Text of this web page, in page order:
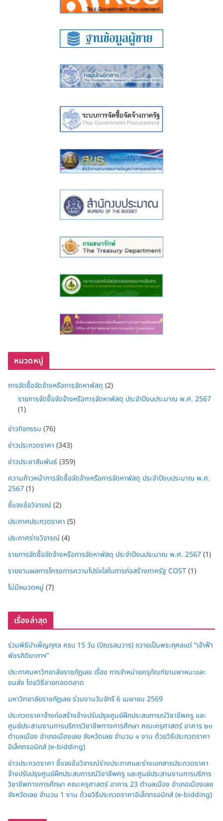
หมวดหมู่
การจัดซื้อจัดจ้างหรือการจัดหาพัสดุ (2)
รายการจัดซื้อจัดจ้างหรือการจัดหาพัสดุ ประจำปีงบประมาณ พ.ศ. 2567
(1)
ข่าวกิจกรรม (76)
ข่าวประกวดราคา (343)
ข่าวประชาสัมพันธ์(359)
ความก้าวหน้าการจัดซื้อจัดจ้างหรือการจัดหาพัสดุ ประจำปีงบประมาณ พ.ศ.
2567(1)
ชี้แจงข้อวิจารณ์(2)
ประกาศประกวดราคา (5)
ประกาศร่างวิจารณ์(4)
รายการจัดซื้อจัดจ้างหรือการจัดหาพัสดุ ประจำปีงบประมาณ พ.ศ. 2567(1)
รายงานผลการโครงการความโปร่งใสในการก่อสร้างภาครัฐ COST(1)
ไม่มีหมวดหมู่ (7)
เรื่องล่าสุด
ร่วมพิธีบำเพ็ญกุศล ครบ 15 วัน (ปัณรสมวาร) ถวายเป็นพระกุศลแด่ “เจ้าฟ้า
พัชรกิติยาภาฯ”
ประกาศมหาวิทยาลัยราชภัฏเลย เรื่อง การจำหน่ายครุภัณฑ์ยานพาหนะและ
ขนส่ง โดยวิธีขายทอดตลาด
มหาวิทยาลัยราชภัฏเลย ร่วมงานวันจักรี 6 เมษายน 2569
ประกวดราคาจ้างก่อสร้างจ้างปรับปรุงศูนย์ฝึกประสบการณ์วิชาชีพครู และ
ศูนย์ประสานงานการบริการวิชาชีพทางการศึกษา คณะครุศาสตร์ อาคาร ๒๓
ตำบลเมือง อำเภอเมืองเลย จังหวัดเลย จำนวน ๑ งาน ด้วยวิธีประกวดราคา
อิเล็กทรอนิกส์ (e-bidding)
ข่าวประกวดราคา ชี้แจงข้อวิจารณ์ร่างประกาศและร่างเอกสารประกวดราคา
จ้างปรับปรุงศูนย์ฝึกประสบการณ์วิชาชีพครู และศูนย์ประสานงานการบริการ
วิชาชีพทางการศึกษา คณะครุศาสตร์ อาคาร 23 ตำบลเมือง อำเภอเมืองเลย
จังหวัดเลย จำนวน 1 งาน ด้วยวิธีประกวดราคาอิเล็กทรอนิกส์ (e-bidding)